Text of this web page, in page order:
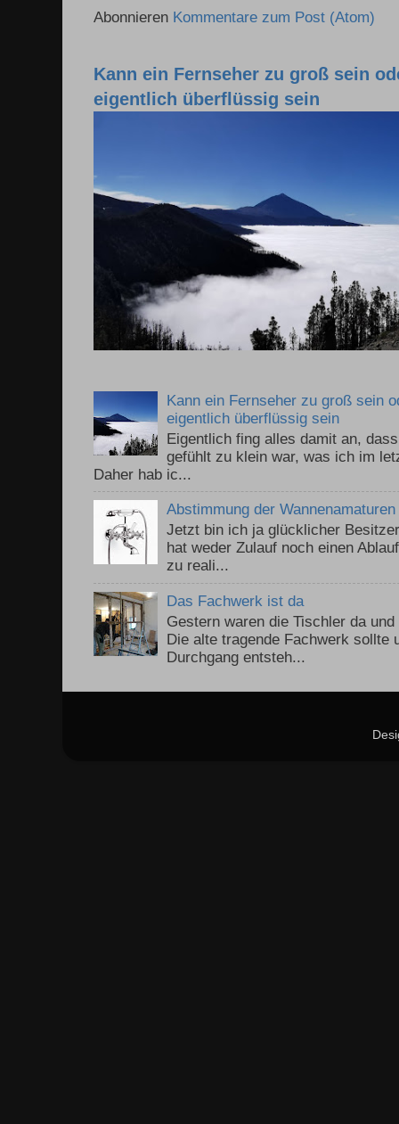
Abonnieren Kommentare zum Post (Atom)
Kann ein Fernseher zu groß sein
eigentlich überflüssig sein
Kann ein Fernseher zu groß sein
eigentlich überflüssig sein
Eigentlich fing alles damit an,
gefühlt zu klein war, was ich im
Daher hab ic...
Abstimmung der Wannenamaturen
Jetzt bin ich ja glücklicher
hat weder Zulauf noch einen
zu reali...
Das Fachwerk ist da
Gestern waren die Tischler da
Die alte tragende Fachwerk sollte
Durchgang entsteh...